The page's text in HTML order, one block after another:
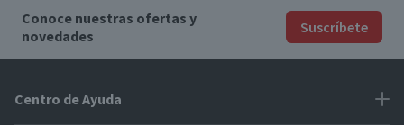
Conoce nuestras ofertas y
novedades
Suscríbete
Centro de Ayuda